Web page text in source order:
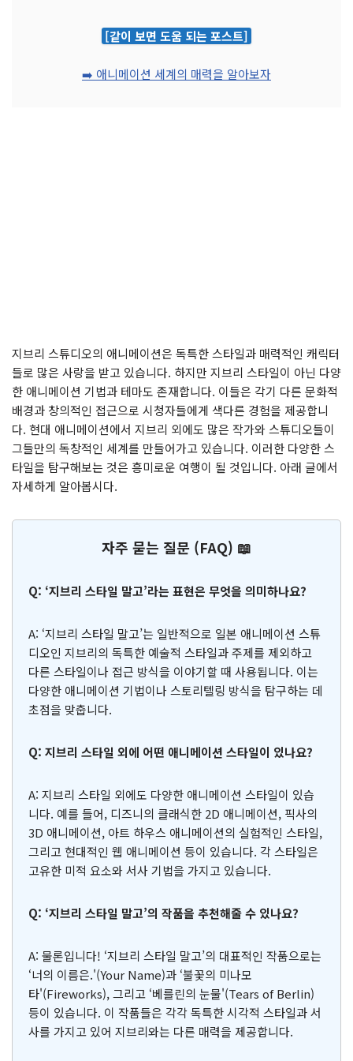
[같이 보면 도움 되는 포스트]
➡️ 애니메이션 세계의 매력을 알아보자
지브리 스튜디오의 애니메이션은 독특한 스타일과 매력적인 캐릭터
들로 많은 사랑을 받고 있습니다. 하지만 지브리 스타일이 아닌 다양
한 애니메이션 기법과 테마도 존재합니다. 이들은 각기 다른 문화적
배경과 창의적인 접근으로 시청자들에게 색다른 경험을 제공합니
다. 현대 애니메이션에서 지브리 외에도 많은 작가와 스튜디오들이
그들만의 독창적인 세계를 만들어가고 있습니다. 이러한 다양한 스
타일을 탐구해보는 것은 흥미로운 여행이 될 것입니다. 아래 글에서
자세하게 알아봅시다.
자주 묻는 질문 (FAQ) 📖
Q: ‘지브리 스타일 말고’라는 표현은 무엇을 의미하나요?
A: ‘지브리 스타일 말고’는 일반적으로 일본 애니메이션 스튜
디오인 지브리의 독특한 예술적 스타일과 주제를 제외하고
다른 스타일이나 접근 방식을 이야기할 때 사용됩니다. 이는
다양한 애니메이션 기법이나 스토리텔링 방식을 탐구하는 데
초점을 맞춥니다.
Q: 지브리 스타일 외에 어떤 애니메이션 스타일이 있나요?
A: 지브리 스타일 외에도 다양한 애니메이션 스타일이 있습
니다. 예를 들어, 디즈니의 클래식한 2D 애니메이션, 픽사의
3D 애니메이션, 아트 하우스 애니메이션의 실험적인 스타일,
그리고 현대적인 웹 애니메이션 등이 있습니다. 각 스타일은
고유한 미적 요소와 서사 기법을 가지고 있습니다.
Q: ‘지브리 스타일 말고’의 작품을 추천해줄 수 있나요?
A: 물론입니다! ‘지브리 스타일 말고’의 대표적인 작품으로는
‘너의 이름은.'(Your Name)과 ‘불꽃의 미나모
타'(Fireworks), 그리고 ‘베를린의 눈물'(Tears of Berlin)
등이 있습니다. 이 작품들은 각각 독특한 시각적 스타일과 서
사를 가지고 있어 지브리와는 다른 매력을 제공합니다.